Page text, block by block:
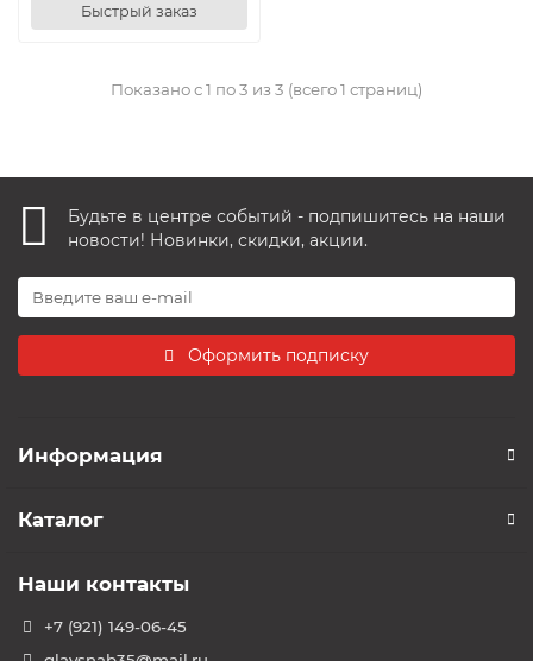
Быстрый заказ
Показано с 1 по 3 из 3 (всего 1 страниц)
Будьте в центре событий - подпишитесь на наши
новости! Новинки, скидки, акции.
Оформить подписку
Информация
Каталог
Наши контакты
+7 (921) 149-06-45